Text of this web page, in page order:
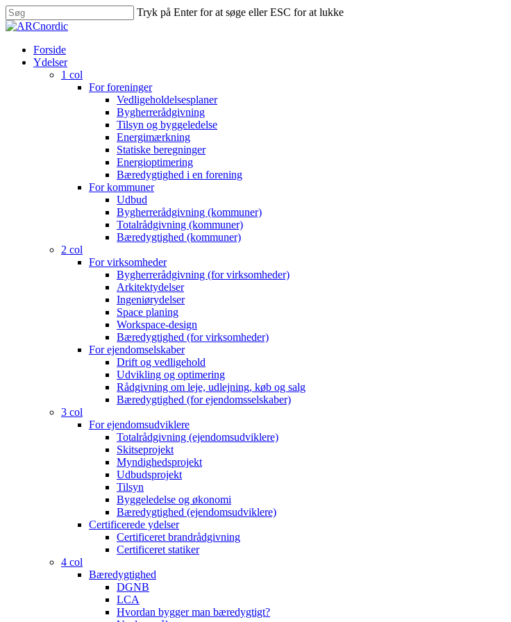
Skip
to
content
Tryk på Enter for at søge eller ESC for at lukke
Close
search
Menu
Forside
Ydelser
1 col
For foreninger
Vedligeholdelsesplaner
Bygherrerådgivning
Tilsyn og byggeledelse
Energimærkning
Statiske beregninger
Energioptimering
Bæredygtighed i en forening
For kommuner
Udbud
Bygherrerådgivning (kommuner)
Totalrådgivning (kommuner)
Bæredygtighed (kommuner)
2 col
For virksomheder
Bygherrerådgivning (for virksomheder)
Arkitektydelser
Ingeniørydelser
Space planing
Workspace-design
Bæredygtighed (for virksomheder)
For ejendomselskaber
Drift og vedligehold
Udvikling og optimering
Rådgivning om leje, udlejning, køb og salg
Bæredygtighed (for ejendomsselskaber)
3 col
For ejendomsudviklere
Totalrådgivning (ejendomsudviklere)
Skitseprojekt
Myndighedsprojekt
Udbudsprojekt
Tilsyn
Byggeledelse og økonomi
Bæredygtighed (ejendomsudviklere)
Certificerede ydelser
Certificeret brandrådgivning
Certificeret statiker
4 col
Bæredygtighed
DGNB
LCA
Hvordan bygger man bæredygtigt?